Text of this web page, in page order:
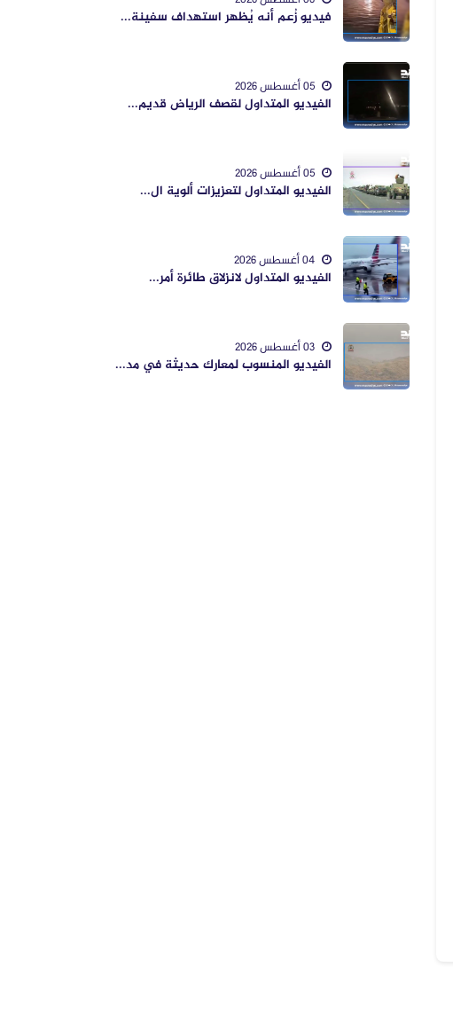
فيديو زُعم أنه يُظهر استهداف سفينة...
الفيديو المتداول لقصف الرياض قديم...
الفيديو المتداول لتعزيزات ألوية ال...
الفيديو المتداول لانزلاق طائرة أمر...
الفيديو المنسوب لمعارك حديثة في مد...